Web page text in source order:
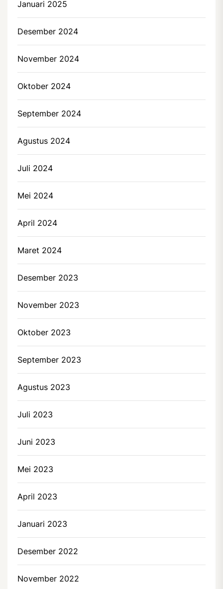
Januari 2025
Desember 2024
November 2024
Oktober 2024
September 2024
Agustus 2024
Juli 2024
Mei 2024
April 2024
Maret 2024
Desember 2023
November 2023
Oktober 2023
September 2023
Agustus 2023
Juli 2023
Juni 2023
Mei 2023
April 2023
Januari 2023
Desember 2022
November 2022